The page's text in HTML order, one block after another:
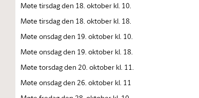
Møte tirsdag den 18. oktober kl. 10.
Møte tirsdag den 18. oktober kl. 18.
Møte onsdag den 19. oktober kl. 10.
Møte onsdag den 19. oktober kl. 18.
Møte torsdag den 20. oktober kl. 11.
Møte onsdag den 26. oktober kl. 11